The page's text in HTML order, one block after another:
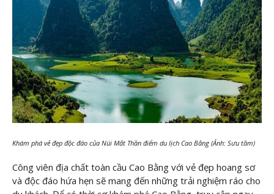
Khám phá vẻ đẹp độc đáo của Núi Mắt Thần điểm du lịch Cao Bằng (Ảnh: Sưu tầm)
Công viên địa chất toàn cầu Cao Bằng với vẻ đẹp hoang sơ
và độc đáo hứa hẹn sẽ mang đến những trải nghiệm ráo cho